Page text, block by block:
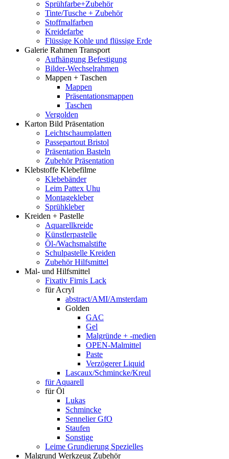
Sprühfarbe+Zubehör
Tinte/Tusche + Zubehör
Stoffmalfarben
Kreidefarbe
Flüssige Kohle und flüssige Erde
Galerie Rahmen Transport
Aufhängung Befestigung
Bilder-Wechselrahmen
Mappen + Taschen
Mappen
Präsentationsmappen
Taschen
Vergolden
Karton Bild Präsentation
Leichtschaumplatten
Passepartout Bristol
Präsentation Basteln
Zubehör Präsentation
Klebstoffe Klebefilme
Klebebänder
Leim Pattex Uhu
Montagekleber
Sprühkleber
Kreiden + Pastelle
Aquarellkreide
Künstlerpastelle
Öl-/Wachsmalstifte
Schulpastelle Kreiden
Zubehör Hilfsmittel
Mal- und Hilfsmittel
Fixativ Firnis Lack
für Acryl
abstract/AMI/Amsterdam
Golden
GAC
Gel
Malgründe + -medien
OPEN-Malmittel
Paste
Verzögerer Liquid
Lascaux/Schmincke/Kreul
für Aquarell
für Öl
Lukas
Schmincke
Sennelier GfO
Staufen
Sonstige
Leime Grundierung Spezielles
Malgrund Werkzeug Zubehör